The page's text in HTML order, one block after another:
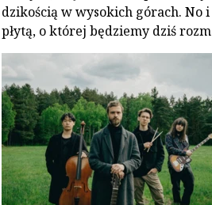
dzikością w wysokich górach. No
płytą, o której będziemy dziś